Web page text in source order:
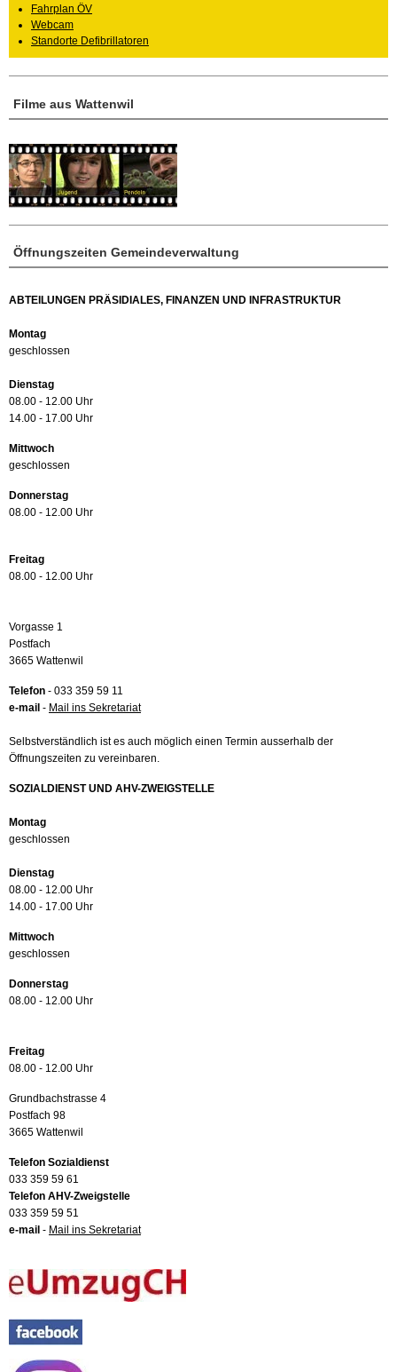
Öffnungszeiten Gemeindeverwaltung
ABTEILUNGEN PRÄSIDIALES, FINANZEN UND INFRASTRUKTUR
Montag
geschlossen
Dienstag
08.00 - 12.00 Uhr
14.00 - 17.00 Uhr
Mittwoch
geschlossen
Donnerstag
08.00 - 12.00 Uhr
Freitag
08.00 - 12.00 Uhr
Vorgasse 1
Postfach
3665 Wattenwil
Telefon - 033 359 59 11
e-mail - Mail ins Sekretariat
Selbstverständlich ist es auch möglich einen Termin ausserhalb der
Öffnungszeiten zu vereinbaren.
SOZIALDIENST UND AHV-ZWEIGSTELLE
Montag
geschlossen
Dienstag
08.00 - 12.00 Uhr
14.00 - 17.00 Uhr
Mittwoch
geschlossen
Donnerstag
08.00 - 12.00 Uhr
Freitag
08.00 - 12.00 Uhr
Grundbachstrasse 4
Postfach 98
3665 Wattenwil
Telefon Sozialdienst
033 359 59 61
Telefon AHV-Zweigstelle
033 359 59 51
e-mail - Mail ins Sekretariat
Filme aus Wattenwil
Fahrplan ÖV
Webcam
Standorte Defibrillatoren